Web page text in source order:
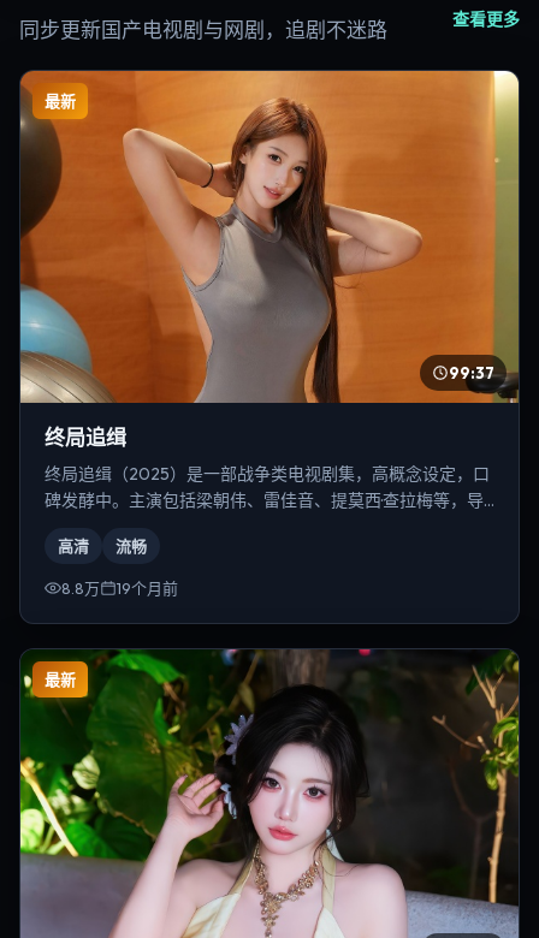
同步更新国产电视剧与网剧，追剧不迷路 查看更多
最新
99:37
终局追缉
终局追缉（2025）是一部战争类电视剧集，高概念设定，口
碑发酵中。主演包括梁朝伟、雷佳音、提莫西·查拉梅等，导
高清 流畅
8.8万 19个月前
最新